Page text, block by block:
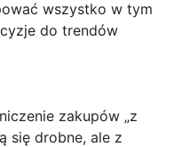
wszystko w tym
do trendów
zakupów „z
się drobne, ale z